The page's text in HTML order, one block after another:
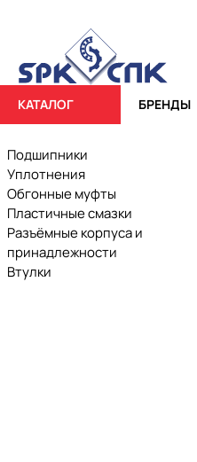
КАТАЛОГ БРЕНДЫ
Подшипники
Уплотнения
Обгонные муфты
Пластичные смазки
Разъёмные корпуса и
принадлежности
Втулки